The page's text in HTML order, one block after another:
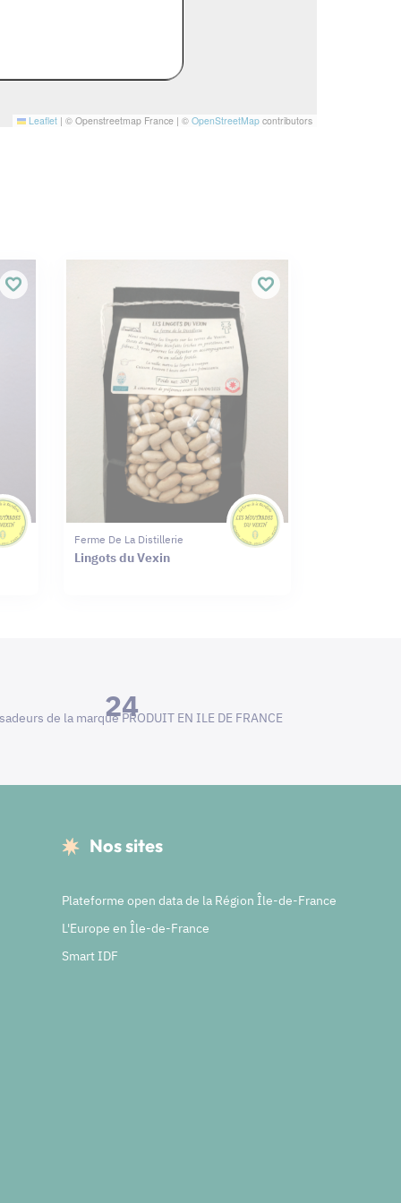
Leaflet | © Openstreetmap France | © OpenStreetMap contributors
Ferme De La Distillerie
Lingots du Vexin
24
de la marque PRODUIT EN ILE DE FRANCE
Nos sites
Plateforme open data de la Région Île-de-France
L'Europe en Île-de-France
Smart IDF